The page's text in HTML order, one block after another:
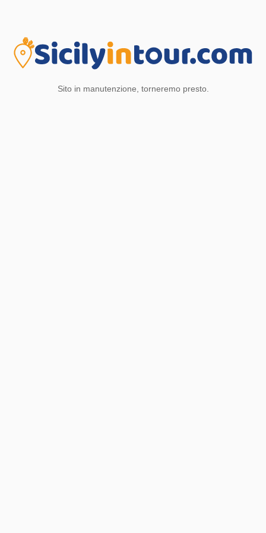
Sito in manutenzione, torneremo presto.